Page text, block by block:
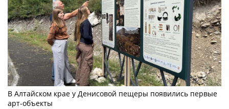
В Алтайском крае у Денисовой пещеры появились первые
арт-объекты